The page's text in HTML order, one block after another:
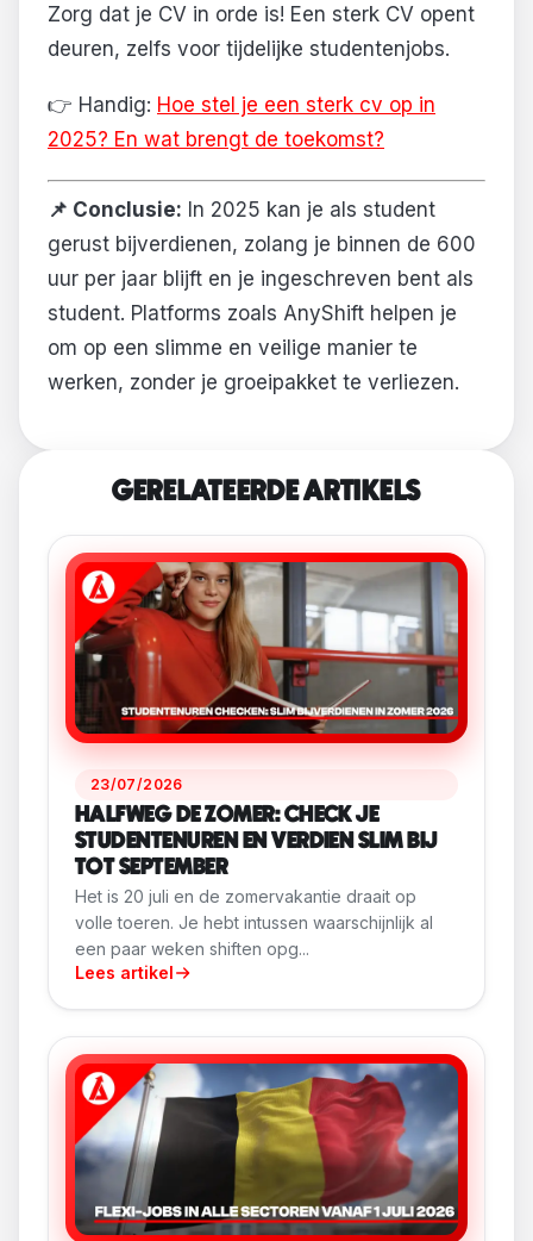
Zorg dat je CV in orde is! Een sterk CV opent
deuren, zelfs voor tijdelijke studentenjobs.
👉 Handig: Hoe stel je een sterk cv op in
2025? En wat brengt de toekomst?
📌 Conclusie: In 2025 kan je als student
gerust bijverdienen, zolang je binnen de 600
uur per jaar blijft en je ingeschreven bent als
student. Platforms zoals AnyShift helpen je
om op een slimme en veilige manier te
werken, zonder je groeipakket te verliezen.
GERELATEERDE ARTIKELS
23/07/2026
HALFWEG DE ZOMER: CHECK JE
STUDENTENUREN EN VERDIEN SLIM BIJ
TOT SEPTEMBER
Het is 20 juli en de zomervakantie draait op
volle toeren. Je hebt intussen waarschijnlijk al
een paar weken shiften opg...
Lees artikel